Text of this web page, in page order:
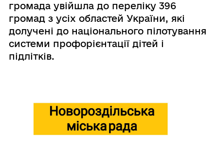
громада увійшла до переліку 396
громад з усіх областей України, які
долучені до національного пілотування
системи профорієнтації дітей і
підлітків.